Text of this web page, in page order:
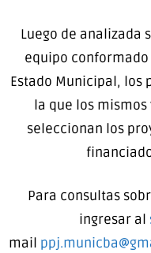
Luego de analizada
equipo
Estado Municipal, los
la que los
seleccionan los
Para consultas
ingresar al
mail